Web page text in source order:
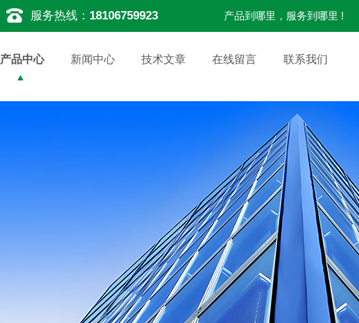
服务热线： 18106759923 产品到哪里，服务到哪里 !
产品中心 新闻中心 技术文章 在线留言 联系我们